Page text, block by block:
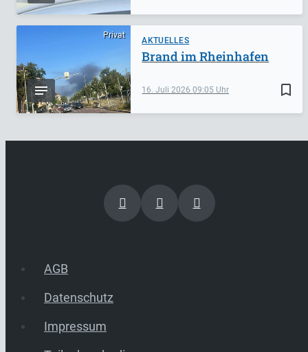
Privat
AKTUELLES
bookmark_border
16. Juli 202609:05
Brand im Rheinhafen
AGB
Datenschutz
Impressum